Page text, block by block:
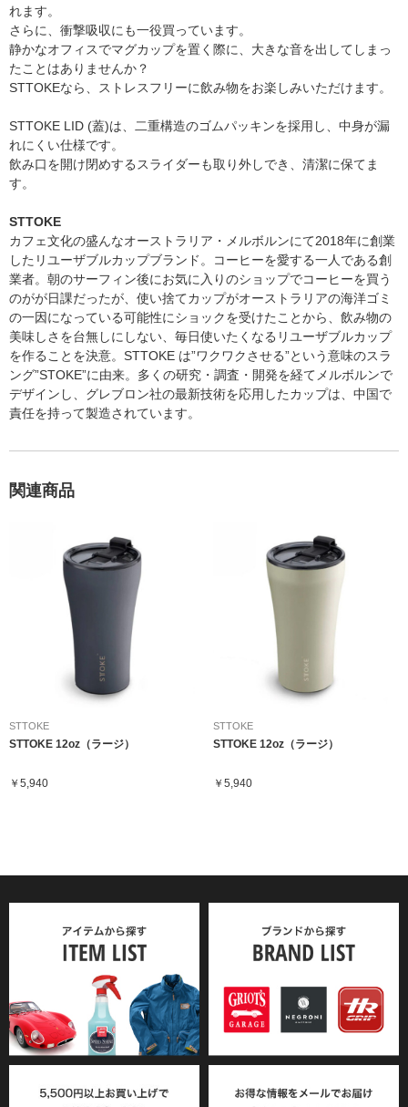
れます。
さらに、衝撃吸収にも一役買っています。
静かなオフィスでマグカップを置く際に、大きな音を出してしまっ
たことはありませんか？
STTOKEなら、ストレスフリーに飲み物をお楽しみいただけます。
STTOKE LID (蓋)は、二重構造のゴムパッキンを採用し、中身が漏
れにくい仕様です。
飲み口を開け閉めするスライダーも取り外しでき、清潔に保てま
す。
STTOKE
カフェ文化の盛んなオーストラリア・メルボルンにて2018年に創業
したリユーザブルカップブランド。コーヒーを愛する一人である創
業者。朝のサーフィン後にお気に入りのショップでコーヒーを買う
のがが日課だったが、使い捨てカップがオーストラリアの海洋ゴミ
の一因になっている可能性にショックを受けたことから、飲み物の
美味しさを台無しにしない、毎日使いたくなるリユーザブルカップ
を作ることを決意。STTOKE は”ワクワクさせる”という意味のスラ
ング”STOKE”に由来。多くの研究・調査・開発を経てメルボルンで
デザインし、グレブロン社の最新技術を応用したカップは、中国で
責任を持って製造されています。
関連商品
STTOKE
STTOKE 12oz（ラージ）
￥5,940
STTOKE
STTOKE 12oz（ラージ）
￥5,940